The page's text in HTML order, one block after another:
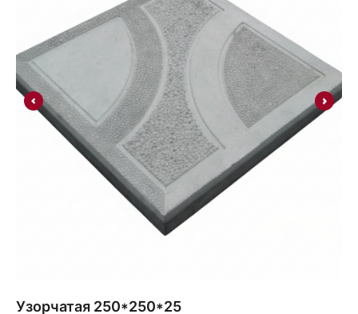
Узорчатая 250*250*25